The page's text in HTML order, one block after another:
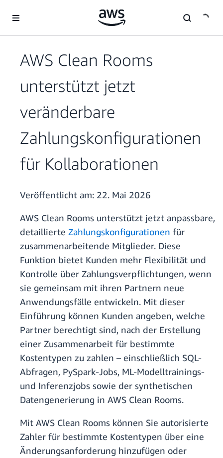
Überspringen zum Hauptinhalt
AWS Clean Rooms
unterstützt jetzt
veränderbare
Zahlungskonfigurationen
für Kollaborationen
Veröffentlicht am: 22. Mai 2026
AWS Clean Rooms unterstützt jetzt anpassbare,
detaillierte Zahlungskonfigurationen für
zusammenarbeitende Mitglieder. Diese
Funktion bietet Kunden mehr Flexibilität und
Kontrolle über Zahlungsverpflichtungen, wenn
sie gemeinsam mit ihren Partnern neue
Anwendungsfälle entwickeln. Mit dieser
Einführung können Kunden angeben, welche
Partner berechtigt sind, nach der Erstellung
einer Zusammenarbeit für bestimmte
Kostentypen zu zahlen – einschließlich SQL-
Abfragen, PySpark-Jobs, ML-Modelltrainings-
und Inferenzjobs sowie der synthetischen
Datengenerierung in AWS Clean Rooms.
Mit AWS Clean Rooms können Sie autorisierte
Zahler für bestimmte Kostentypen über eine
Änderungsanforderung hinzufügen oder